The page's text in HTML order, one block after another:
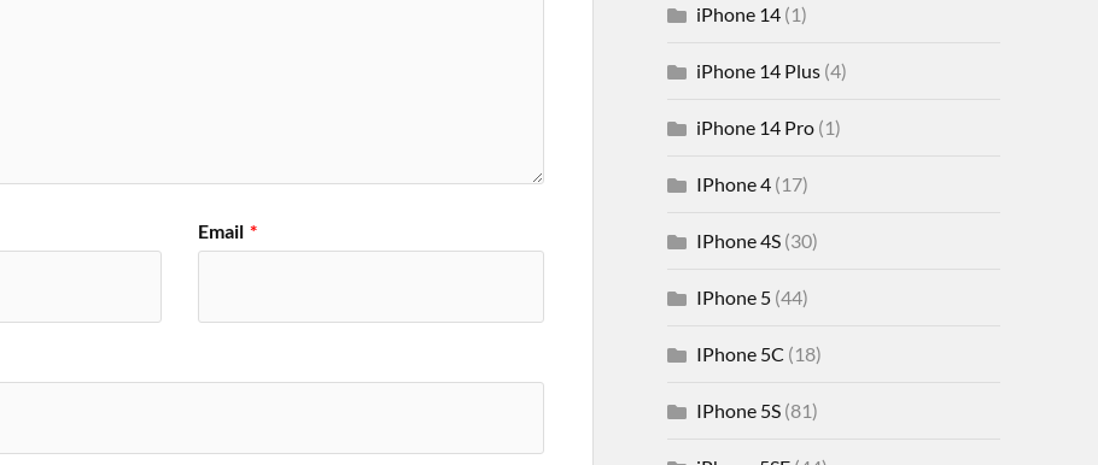
Email *
iPhone 14(1)
iPhone 14 Plus(4)
iPhone 14 Pro(1)
IPhone 4(17)
IPhone 4S(30)
IPhone 5(44)
IPhone 5C (18)
IPhone 5S(81)